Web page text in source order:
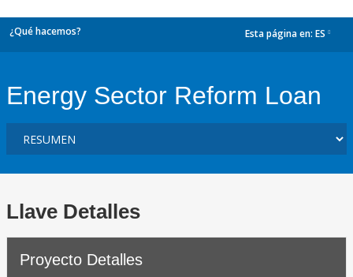
¿Qué hacemos? Esta página en: ES
Energy Sector Reform Loan
Llave Detalles
Proyecto Detalles